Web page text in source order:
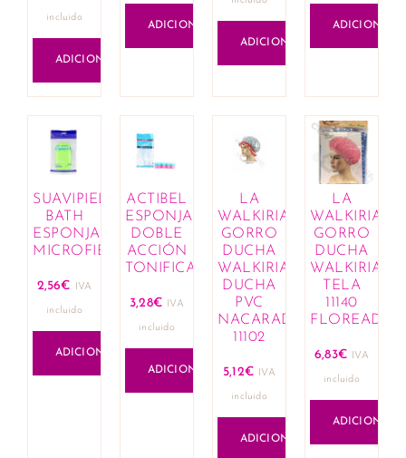
incluido
ADICIONAR
ADICIONAR
ADICIONAR
ADICIONAR
SUAVIPIEL
BATH
ESPONJA
MICROFIBRA
2,56€ IVA
incluido
ADICIONAR
ACTIBEL
ESPONJA
DOBLE
ACCIÓN
TONIFICANTE
3,28€ IVA
incluido
ADICIONAR
LA
WALKIRIA
GORRO
DUCHA
WALKIRIA
DUCHA
PVC
NACARADO
11102
5,12€ IVA
incluido
ADICIONAR
LA
WALKIRIA
GORRO
DUCHA
WALKIRIA
TELA
11140
FLOREADA
6,83€ IVA
incluido
ADICIONAR